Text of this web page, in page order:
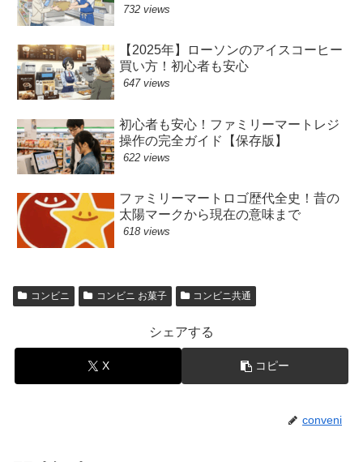
732 views
【2025年】ローソンのアイスコーヒー
買い方！初心者も安心
647 views
初心者も安心！ファミリーマートレジ
操作の完全ガイド【保存版】
622 views
ファミリーマートロゴ歴代全史！昔の
太陽マークから現在の意味まで
618 views
コンビニ コンビニ お菓子 コンビニ共通
シェアする
X コピー
conveni